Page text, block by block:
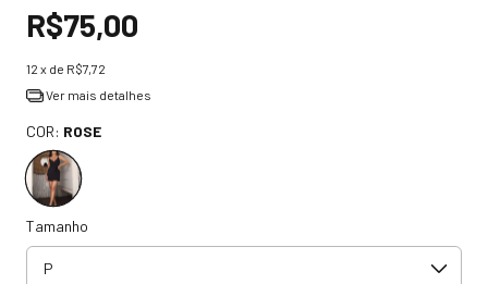
R$75,00
12 x de R$7,72
Ver mais detalhes
COR: ROSE
Tamanho